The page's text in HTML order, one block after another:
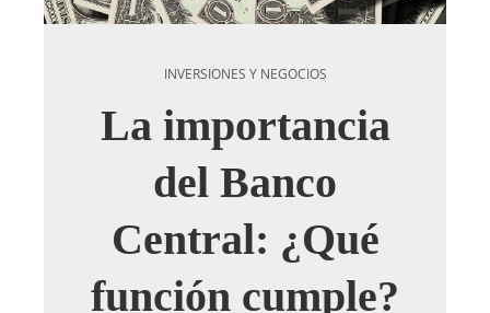
INVERSIONES Y NEGOCIOS
La importancia
del Banco
Central: ¿Qué
función cumple?